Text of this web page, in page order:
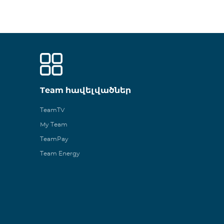
Team հավելվածներ
TeamTV
My Team
TeamPay
Team Energy